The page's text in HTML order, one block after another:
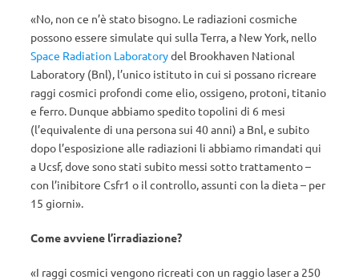
«No, non ce n’è stato bisogno. Le radiazioni cosmiche
possono essere simulate qui sulla Terra, a New York, nello
Space Radiation Laboratorydel Brookhaven National
Laboratory (Bnl), l’unico istituto in cui si possano ricreare
raggi cosmici profondi come elio, ossigeno, protoni, titanio
e ferro. Dunque abbiamo spedito topolini di 6 mesi
(l’equivalente di una persona sui 40 anni) a Bnl, e subito
dopo l’esposizione alle radiazioni li abbiamo rimandati qui
a Ucsf, dove sono stati subito messi sotto trattamento –
con l’inibitore Csfr1 o il controllo, assunti con la dieta – per
15 giorni».
Come avviene l’irradiazione?
«I raggi cosmici vengono ricreati con un raggio laser a 250